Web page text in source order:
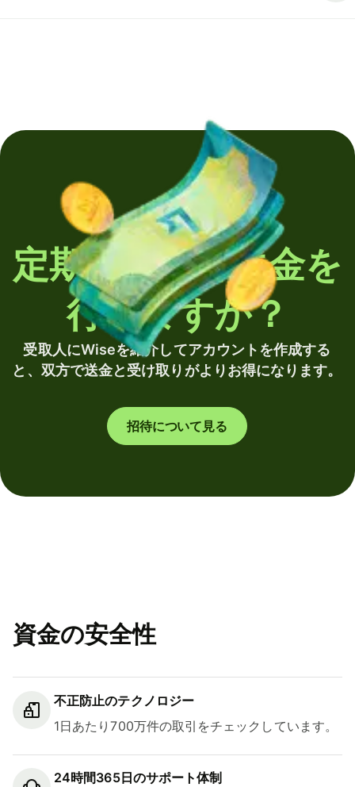
定期的に海外送金を
行いますか？
受取人にWiseを紹介してアカウントを作成する
と、双方で送金と受け取りがよりお得になります。
招待について見る
資金の安全性
不正防止のテクノロジー
1日あたり700万件の取引をチェックしています。
24時間365日のサポート体制